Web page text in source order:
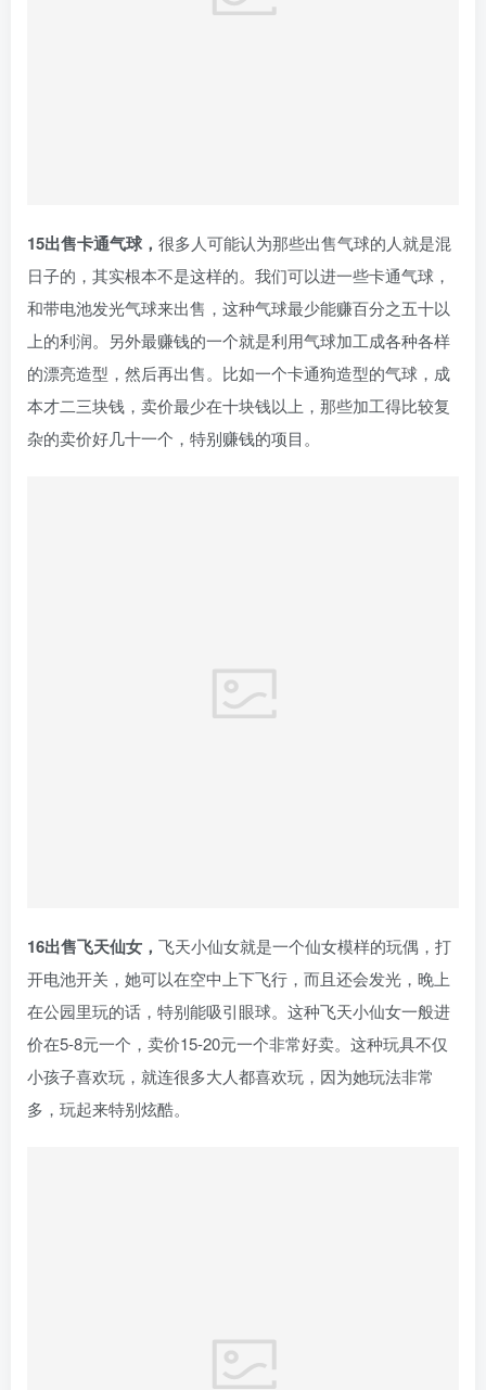
15出售卡通气球， 很多人可能认为那些出售气球的人就是混
日子的，其实根本不是这样的。我们可以进一些卡通气球，
和带电池发光气球来出售，这种气球最少能赚百分之五十以
上的利润。另外最赚钱的一个就是利用气球加工成各种各样
的漂亮造型，然后再出售。比如一个卡通狗造型的气球，成
本才二三块钱，卖价最少在十块钱以上，那些加工得比较复
杂的卖价好几十一个，特别赚钱的项目。
16出售飞天仙女， 飞天小仙女就是一个仙女模样的玩偶，打
开电池开关，她可以在空中上下飞行，而且还会发光，晚上
在公园里玩的话，特别能吸引眼球。这种飞天小仙女一般进
价在5-8元一个，卖价15-20元一个非常好卖。这种玩具不仅
小孩子喜欢玩，就连很多大人都喜欢玩，因为她玩法非常
多，玩起来特别炫酷。